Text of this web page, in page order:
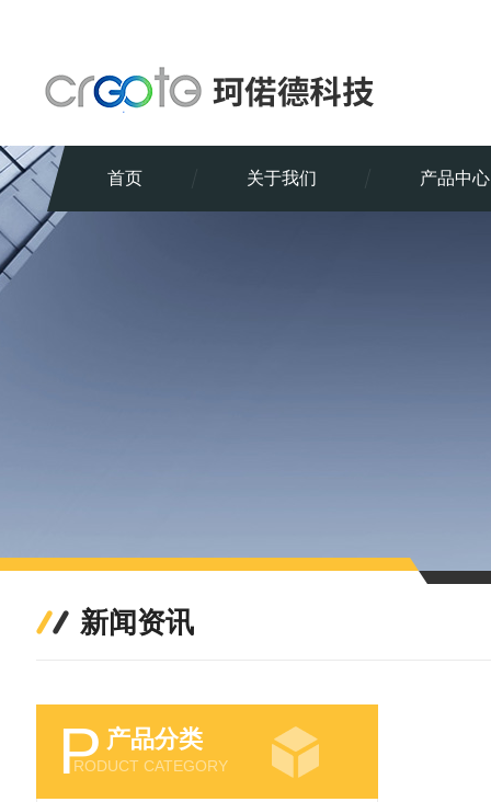
首页 关于我们 产品中心
新闻资讯
P 产品分类
RODUCT CATEGORY